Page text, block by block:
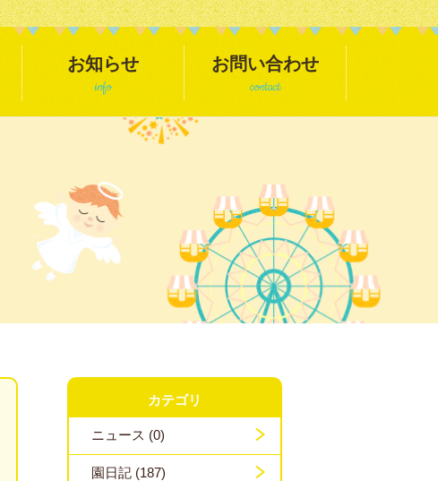
お知らせ
info
お問い合わせ
contact
カテゴリ
ニュース (0)
園日記 (187)